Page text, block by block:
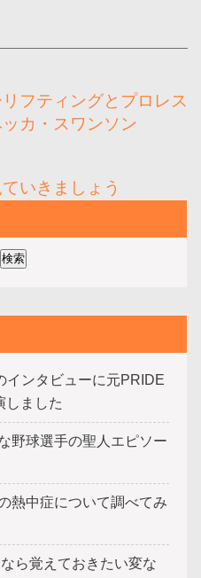
フティングとプロレス
カ・スワンソン
いきましょう
インタビューに元PRIDE
しました
野球選手の聖人エピソー
熱中症について調べてみ
ら覚えておきたい変な